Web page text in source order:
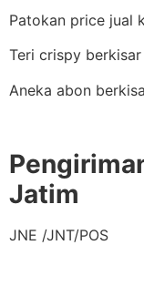
Patokan price jual
Teri crispy
Aneka abon
Jatim
JNE /JNT/POS